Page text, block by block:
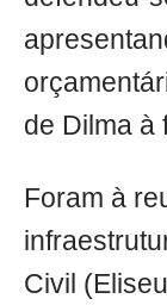
de Dilma à
Foram à
Civil